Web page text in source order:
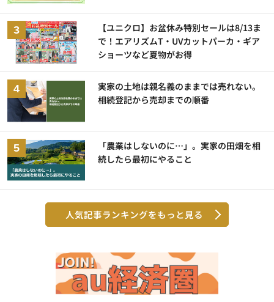
【ユニクロ】お盆休み特別セールは8/13ま
で！エアリズムT・UVカットパーカ・ギア
ショーツなど夏物がお得
実家の土地は親名義のままでは売れない。
相続登記から売却までの順番
「農業はしないのに…」。実家の田畑を相
続したら最初にやること
人気記事ランキングをもっと見る